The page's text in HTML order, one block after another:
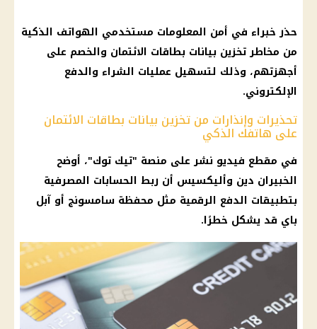
حذر خبراء في أمن المعلومات مستخدمي الهواتف الذكية
من مخاطر تخزين بيانات بطاقات الائتمان والخصم على
أجهزتهم، وذلك لتسهيل عمليات الشراء والدفع
الإلكتروني.
تحذيرات وإنذارات من تخزين بيانات بطاقات الائتمان
على هاتفك الذكي
في مقطع فيديو نشر على منصة "تيك توك"، أوضح
الخبيران دين وأليكسيس أن ربط الحسابات المصرفية
بتطبيقات الدفع الرقمية مثل محفظة سامسونج أو آبل
باي قد يشكل خطرًا.